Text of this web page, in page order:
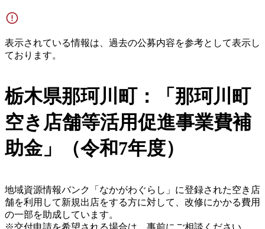
表示されている情報は、過去の公募内容を参考として表示し
ております。
栃木県那珂川町：「那珂川町
空き店舗等活用促進事業費補
助金」（令和7年度）
地域資源情報バンク「なかがわぐらし」に登録された空き店
舗を利用して新規出店をする方に対して、改修にかかる費用
の一部を助成しています。
※交付申請を希望される場合は、事前にご相談ください。